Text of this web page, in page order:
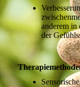
anderem in
der